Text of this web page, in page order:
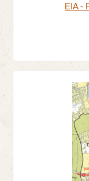
EIA -